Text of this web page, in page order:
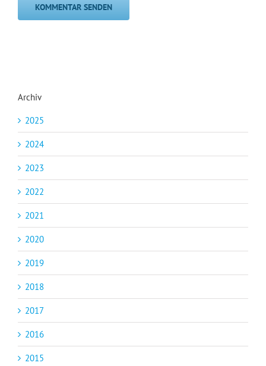
Archiv
2025
2024
2023
2022
2021
2020
2019
2018
2017
2016
2015